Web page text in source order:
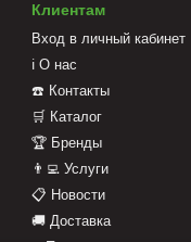
Клиентам
Вход в личный кабинет
ℹ️ О нас
☎️ Контакты
🛒 Каталог
🏆 Бренды
👨‍💻 Услуги
📋 Новости
🚚 Доставка